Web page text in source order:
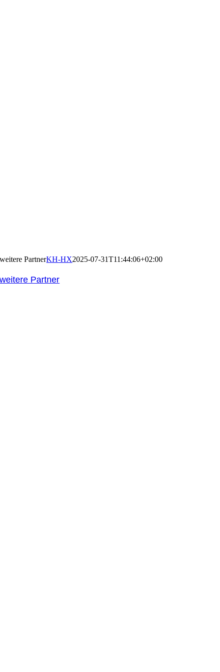
weitere PartnerKH-HX2025-07-31T11:44:06+02:00
weitere Partner